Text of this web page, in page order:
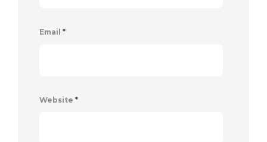
Email *
Website *